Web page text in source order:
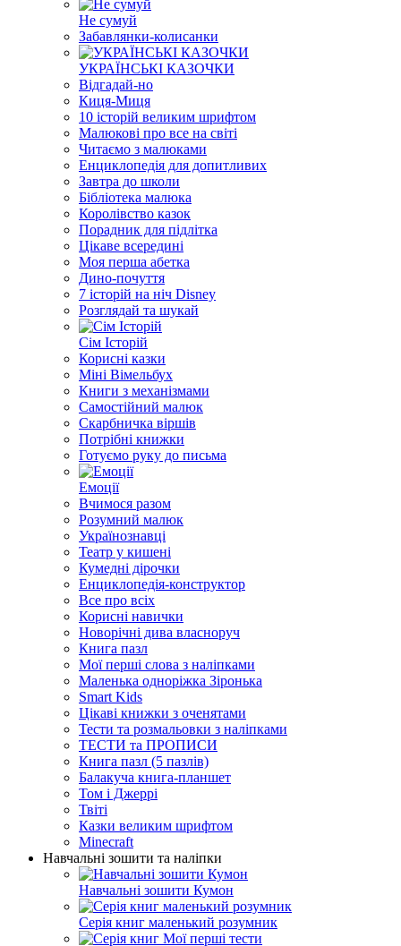
Не сумуй
Забавлянки-колисанки
УКРАЇНСЬКІ КАЗОЧКИ
Відгадай-но
Киця-Миця
10 історій великим шрифтом
Малюкові про все на світі
Читаємо з малюками
Енциклопедія для допитливих
Завтра до школи
Бібліотека малюка
Королівство казок
Порадник для підлітка
Цікаве всередині
Моя перша абетка
Дино-почуття
7 історій на ніч Disney
Розглядай та шукай
Сім Історій
Корисні казки
Міні Вімельбух
Книги з механізмами
Самостійний малюк
Скарбничка віршів
Потрібні книжки
Готуємо руку до письма
Емоції
Вчимося разом
Розумний малюк
Українознавці
Театр у кишені
Кумедні дірочки
Енциклопедія-конструктор
Все про всіх
Корисні навички
Новорічні дива власноруч
Книга пазл
Мої перші слова з наліпками
Маленька одноріжка Зіронька
Smart Kids
Цікаві книжки з оченятами
Тести та розмальовки з наліпками
ТЕСТИ та ПРОПИСИ
Книга пазл (5 пазлів)
Балакуча книга-планшет
Том і Джеррі
Твіті
Казки великим шрифтом
Minecraft
Навчальні зошити та наліпки
Навчальні зошити Кумон
Серія книг маленький розумник